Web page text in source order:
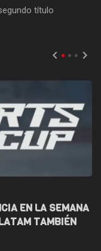
título
EN LA SEMANA
TAMBIÉN